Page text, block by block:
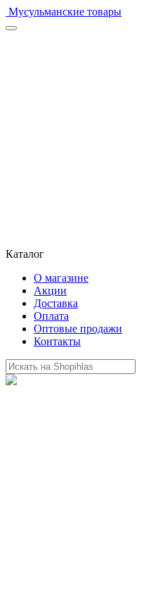
Мусульманские товары
Каталог
О магазине
Акции
Доставка
Оплата
Оптовые продажи
Контакты